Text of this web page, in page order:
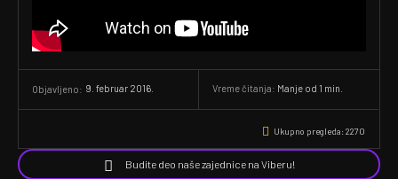
Objavljeno: 9. februar 2016. Vreme čitanja: Manje od 1 min.
Ukupno pregleda:2270
Budite deo naše zajednice na Viberu!